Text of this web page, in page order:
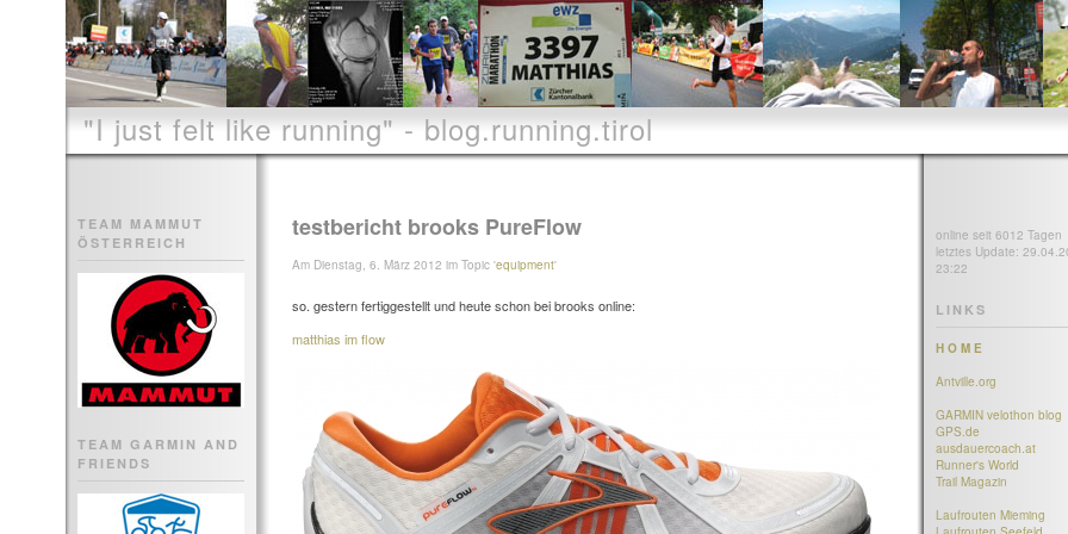
"I just felt like running" - blog.running.tirol
TEAM MAMMUT
ÖSTERREICH
TEAM GARMIN AND
FRIENDS
testbericht brooks PureFlow
Am Dienstag, 6. März 2012 im Topic 'equipment'
so. gestern fertiggestellt und heute schon bei brooks online:
matthias im flow
online seit 6012 Tagen
letztes Update:
23:22
LINKS
H O M E
Antville.org
GARMIN velothon blog
GPS.de
ausdauercoach.at
Runner's World
Trail Magazin
Laufrouten Mieming